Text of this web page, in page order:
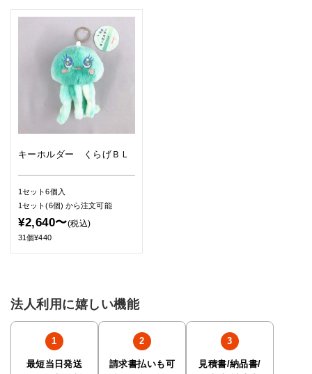
キーホルダー くらげＢＬ
1セット6個入
1セット(6個) から注文可能
¥2,640〜(税込)
31個¥440
法人利用に嬉しい機能
最短当日発送 請求書払いも可 見積書/納品書/